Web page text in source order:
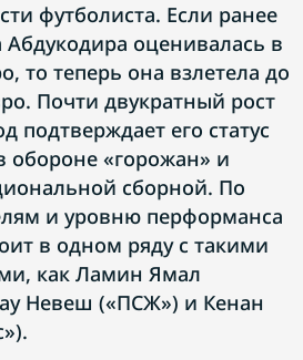
футболиста. Если ранее
оценивалась в
то теперь она взлетела до
Почти двукратный рост
подтверждает его статус
обороне «горожан» и
сборной. По
и уровню перформанса
в одном ряду с такими
как Ламин Ямал
Невеш («ПСЖ») и Кенан